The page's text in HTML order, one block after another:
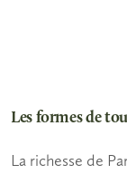
Les formes de
La richesse de